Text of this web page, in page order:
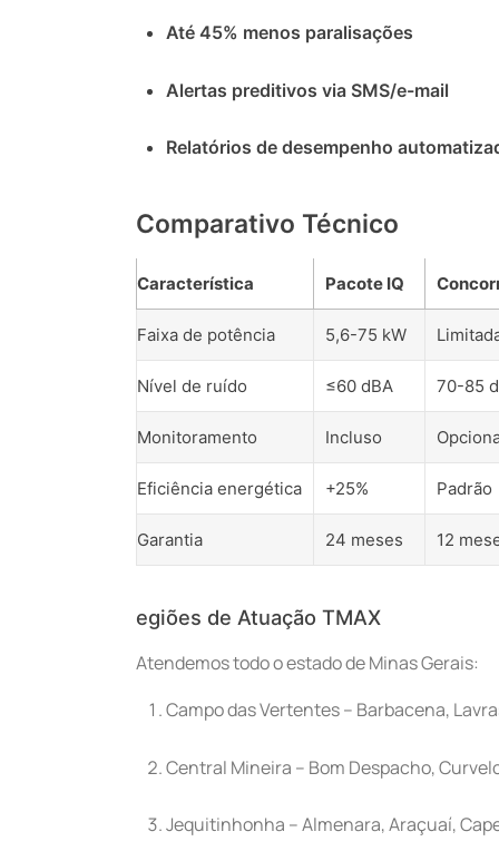
Até 45% menos paralisações
Alertas preditivos via SMS/e-mail
Relatórios de desempenho
Comparativo Técnico
Característica Pacote IQ
Faixa de potência 5,6-75 kW
Nível de ruído ≤60 dBA 70-85
Monitoramento Incluso
Eficiência energética +25% Padrão
Garantia 24 meses 12
egiões de Atuação TMAX
Atendemos todo o estado de Minas Gerais:
Campo das Vertentes – Barbacena,
Central Mineira – Bom Despacho,
Jequitinhonha – Almenara, Araçuaí,